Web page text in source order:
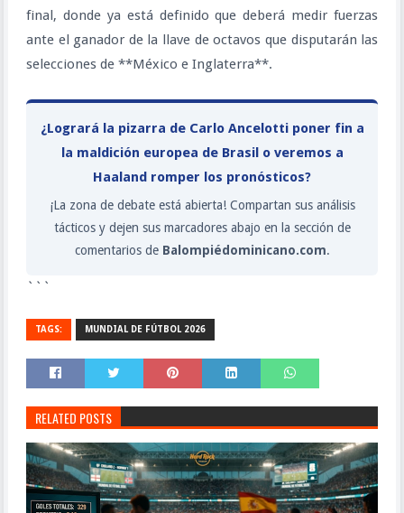
final, donde ya está definido que deberá medir fuerzas
ante el ganador de la llave de octavos que disputarán las
selecciones de **México e Inglaterra**.
¿Logrará la pizarra de Carlo Ancelotti poner fin a
la maldición europea de Brasil o veremos a
Haaland romper los pronósticos?
¡La zona de debate está abierta! Compartan sus análisis
tácticos y dejen sus marcadores abajo en la sección de
comentarios de Balompiédominicano.com.
```
TAGS: MUNDIAL DE FÚTBOL 2026
RELATED POSTS